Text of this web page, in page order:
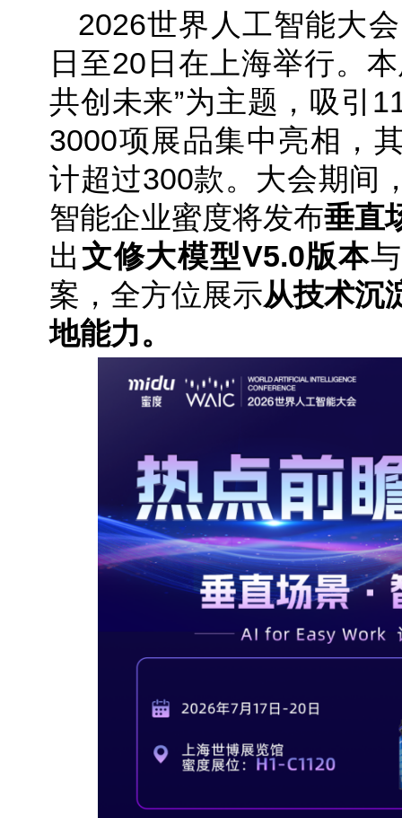
2026世界人工智能大
日至20日在上海举行。
共创未来”为主题，吸引
3000项展品集中亮相，
计超过300款。大会期间
智能企业蜜度将发布垂直
出 文修大模型V5.0版本与
案，全方位展示从技术沉
地能力。